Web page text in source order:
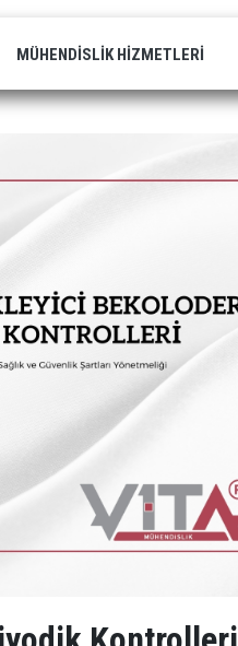
MÜHENDISLIK HIZMETLERI